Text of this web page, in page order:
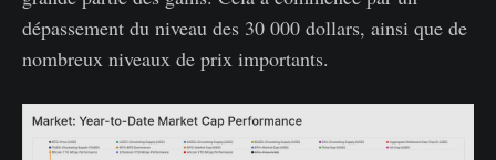
dépassement du niveau des 30 000 dollars, ainsi que de
nombreux niveaux de prix importants.